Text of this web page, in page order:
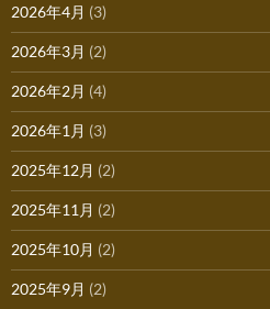
2026年4月 (3)
2026年3月 (2)
2026年2月 (4)
2026年1月 (3)
2025年12月 (2)
2025年11月 (2)
2025年10月 (2)
2025年9月 (2)